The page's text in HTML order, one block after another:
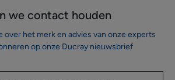
we contact houden
over het merk en advies van onze experts
op onze Ducray nieuwsbrief